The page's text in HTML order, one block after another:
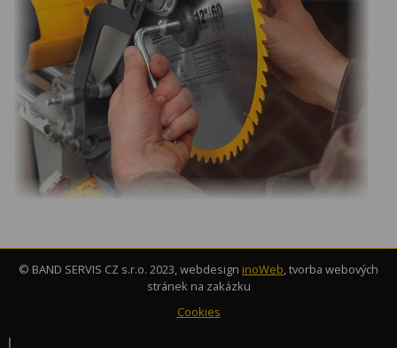
© BAND SERVIS CZ s.r.o. 2023, webdesign inoWeb, tvorba webových
stránek na zakázku
Cookies